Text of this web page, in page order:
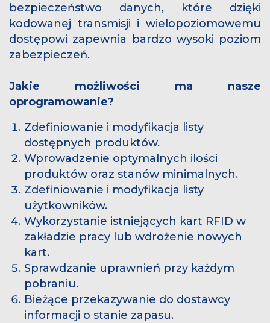
bezpieczeństwo danych, które dzięki
kodowanej transmisji i wielopoziomowemu
dostępowi zapewnia bardzo wysoki poziom
zabezpieczeń.
Jakie możliwości ma nasze
oprogramowanie?
Zdefiniowanie i modyfikacja listy
dostępnych produktów.
Wprowadzenie optymalnych ilości
produktów oraz stanów minimalnych.
Zdefiniowanie i modyfikacja listy
użytkowników.
Wykorzystanie istniejących kart RFID w
zakładzie pracy lub wdrożenie nowych
kart.
Sprawdzanie uprawnień przy każdym
pobraniu.
Bieżące przekazywanie do dostawcy
informacji o stanie zapasu.